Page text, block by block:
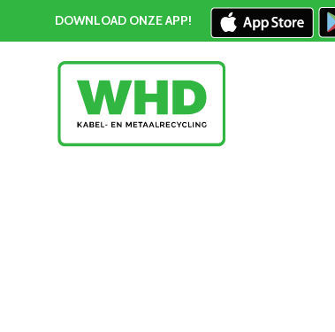
DOWNLOAD ONZE APP!